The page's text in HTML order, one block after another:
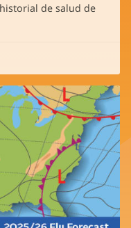
de salud de